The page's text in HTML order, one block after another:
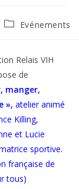
PostEvénements
Relais VIH
de
manger,
», atelier animé
Killing,
et Lucie
sportive.
française de
tous)